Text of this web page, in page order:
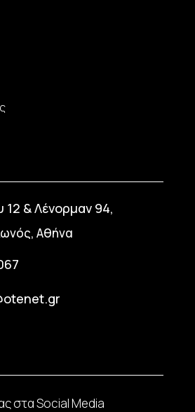
12 & Λένορμαν 94,
Αθήνα
στα Social Media